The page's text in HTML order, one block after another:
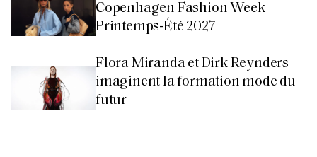
Copenhagen Fashion Week
Printemps-Été 2027
Flora Miranda et Dirk Reynders
imaginent la formation mode du
futur